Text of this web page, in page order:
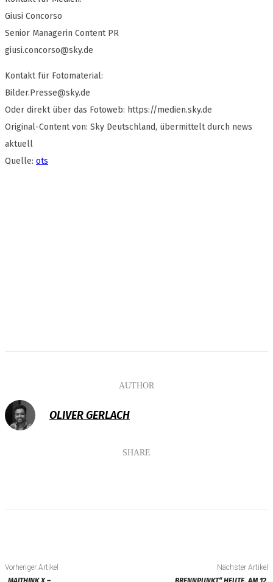
Giusi Concorso
Senior Managerin Content PR
giusi.concorso@sky.de
Kontakt für Fotomaterial:
Bilder.Presse@sky.de
Oder direkt über das Fotoweb: https://medien.sky.de
Original-Content von: Sky Deutschland, übermittelt durch news
aktuell
Quelle: ots
AUTHOR
OLIVER GERLACH
SHARE
Vorheriger Artikel
Nächster Artikel